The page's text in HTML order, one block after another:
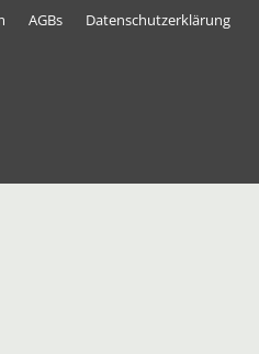
AGBs
Datenschutzerklärung